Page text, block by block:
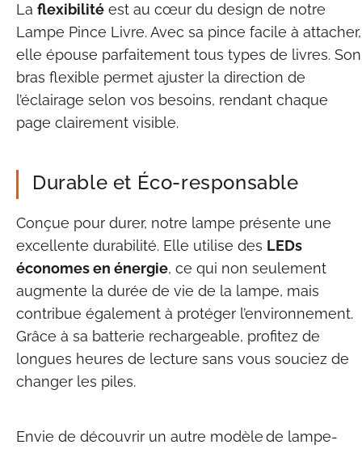
La flexibilité est au cœur du design de notre
Lampe Pince Livre. Avec sa pince facile à attacher,
elle épouse parfaitement tous types de livres. Son
bras flexible permet ajuster la direction de
l’éclairage selon vos besoins, rendant chaque
page clairement visible.
Durable et Éco-responsable
Conçue pour durer, notre lampe présente une
excellente durabilité. Elle utilise des LEDs
économes en énergie, ce qui non seulement
augmente la durée de vie de la lampe, mais
contribue également à protéger l’environnement.
Grâce à sa batterie rechargeable, profitez de
longues heures de lecture sans vous souciez de
changer les piles.
Envie de découvrir un autre modèle de lampe-